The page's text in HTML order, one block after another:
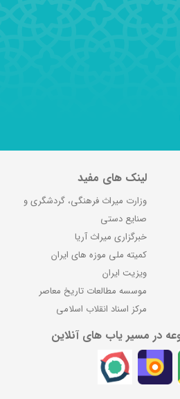
لینک های مفید
وزارت میراث فرهنگی، گردشگری و
صنایع دستی
خبرگزاری میراث آریا
کمیته ملی موزه های ایران
ویزیت ایران
موسسه مطالعات تاریخ معاصر
مرکز اسناد انقلاب اسلامی
در مسیر یاب های آنلاین